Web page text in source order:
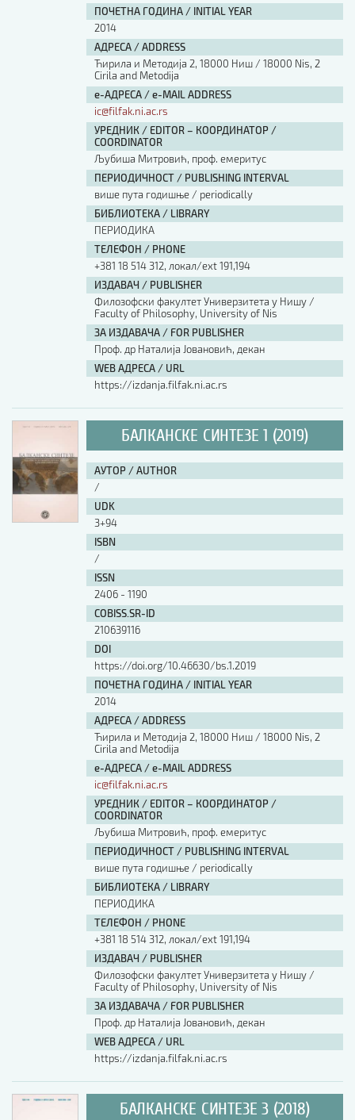
ПОЧЕТНА ГОДИНА / INITIAL YEAR
2014
АДРЕСА / ADDRESS
Ћирила и Методија 2, 18000 Ниш / 18000 Nis, 2
Cirila and Metodija
е-АДРЕСА / e-MAIL ADDRESS
ic@filfak.ni.ac.rs
УРЕДНИК / EDITOR – КООРДИНАТОР /
COORDINATOR
Љубиша Митровић, проф. емеритус
ПЕРИОДИЧНОСТ / PUBLISHING INTERVAL
више пута годишње / periodically
БИБЛИОТЕКА / LIBRARY
ПЕРИОДИКА
ТЕЛЕФОН / PHONE
+381 18 514 312, локал/ext 191,194
ИЗДАВАЧ / PUBLISHER
Филозофски факултет Универзитета у Нишу /
Faculty of Philosophy, University of Nis
ЗА ИЗДАВАЧА / FOR PUBLISHER
Проф. др Наталија Јовановић, декан
WEB АДРЕСА / URL
https://izdanja.filfak.ni.ac.rs
БАЛКАНСКЕ СИНТЕЗЕ 1 (2019)
АУТОР / AUTHOR
/
UDK
3+94
ISBN
/
ISSN
2406 - 1190
COBISS.SR-ID
210639116
DOI
https://doi.org/10.46630/bs.1.2019
ПОЧЕТНА ГОДИНА / INITIAL YEAR
2014
АДРЕСА / ADDRESS
Ћирила и Методија 2, 18000 Ниш / 18000 Nis, 2
Cirila and Metodija
е-АДРЕСА / e-MAIL ADDRESS
ic@filfak.ni.ac.rs
УРЕДНИК / EDITOR – КООРДИНАТОР /
COORDINATOR
Љубиша Митровић, проф. емеритус
ПЕРИОДИЧНОСТ / PUBLISHING INTERVAL
више пута годишње / periodically
БИБЛИОТЕКА / LIBRARY
ПЕРИОДИКА
ТЕЛЕФОН / PHONE
+381 18 514 312, локал/ext 191,194
ИЗДАВАЧ / PUBLISHER
Филозофски факултет Универзитета у Нишу /
Faculty of Philosophy, University of Nis
ЗА ИЗДАВАЧА / FOR PUBLISHER
Проф. др Наталија Јовановић, декан
WEB АДРЕСА / URL
https://izdanja.filfak.ni.ac.rs
БАЛКАНСКЕ СИНТЕЗЕ 3 (2018)